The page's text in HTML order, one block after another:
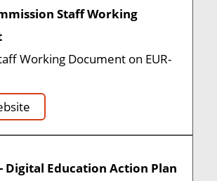
Staff Working
Working Document on EUR-
Digital Education Action Plan